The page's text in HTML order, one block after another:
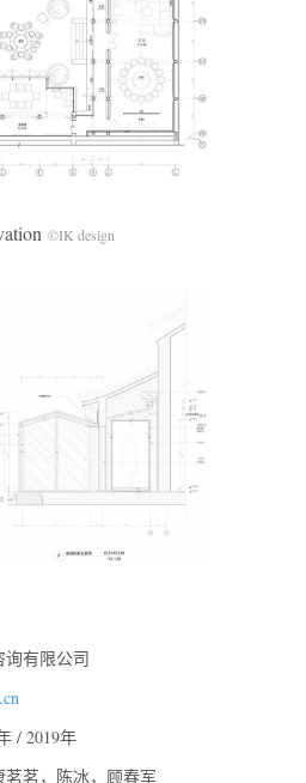
©IK design
有限公司
/ 2019年
茗，陈冰，顾春军